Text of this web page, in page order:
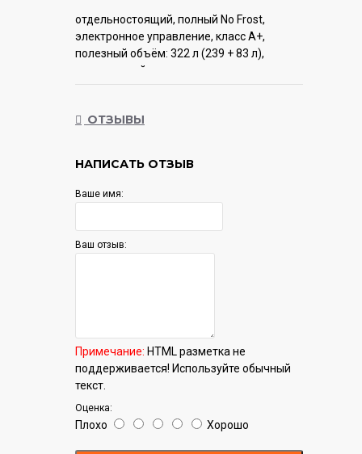
отдельностоящий, полный No Frost,
электронное управление, класс A+,
полезный объём: 322 л (239 + 83 л),
инверторный компрессор,
60x62x198 см, бежевый
ОТЗЫВЫ
НАПИСАТЬ ОТЗЫВ
Ваше имя:
Ваш отзыв:
Примечание: HTML разметка не
поддерживается! Используйте обычный
текст.
Оценка:
Плохо Хорошо